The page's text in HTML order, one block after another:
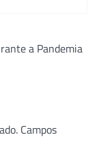
a Pandemia
Campos